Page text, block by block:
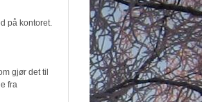
på kontoret.
gjør det til
fra